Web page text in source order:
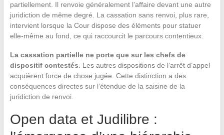
partiellement. Il renvoie généralement l’affaire devant une autre
juridiction de même degré. La cassation sans renvoi, plus rare,
intervient lorsque la Cour dispose des éléments pour statuer
elle-même au fond, ce qui raccourcit le parcours contentieux.
La cassation partielle ne porte que sur les chefs de
dispositif contestés. Les autres dispositions de l’arrêt d’appel
acquièrent force de chose jugée. Cette distinction a des
conséquences directes sur l’étendue de la saisine de la
juridiction de renvoi.
Open data et Judilibre :